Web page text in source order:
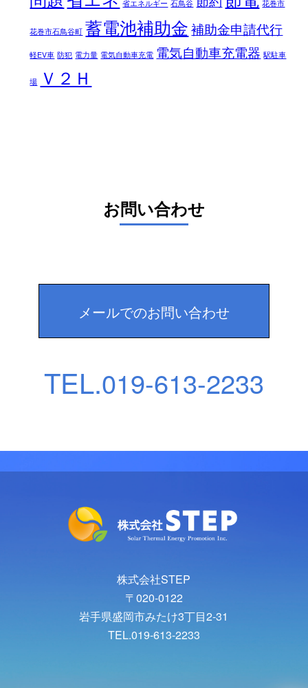
省エネルギー 石鳥谷 花巻市
花巻市石鳥谷町 蓄電池補助金 補助金申請代行
軽EV車 防犯 電力量 電気自動車充電 電気自動車充電器 駅駐車
場 Ｖ２Ｈ
お問い合わせ
メールでのお問い合わせ
TEL.019-613-2233
株式会社STEP
〒020-0122
岩手県盛岡市みたけ3丁目2-31
TEL.019-613-2233